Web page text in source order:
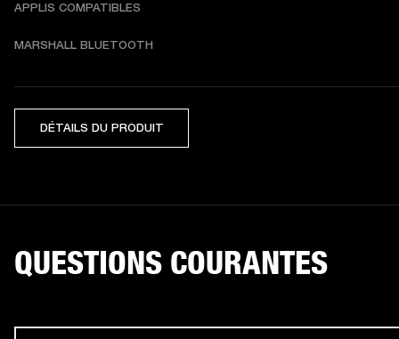
APPLIS COMPATIBLES
MARSHALL BLUETOOTH
DÉTAILS DU PRODUIT
QUESTIONS COURANTES